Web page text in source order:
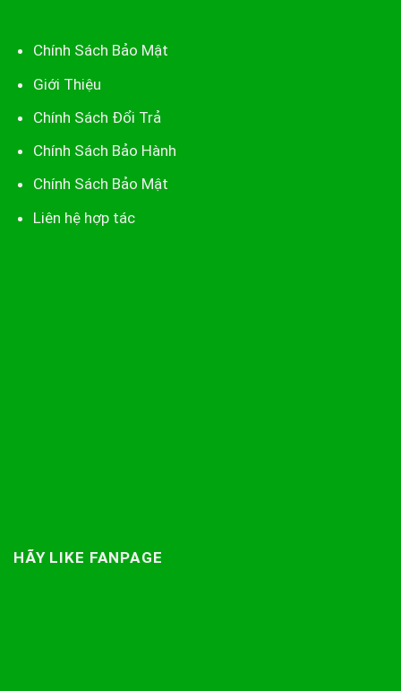
Chính Sách Bảo Mật
Giới Thiệu
Chính Sách Đổi Trả
Chính Sách Bảo Hành
Chính Sách Bảo Mật
Liên hệ hợp tác
HÃY LIKE FANPAGE